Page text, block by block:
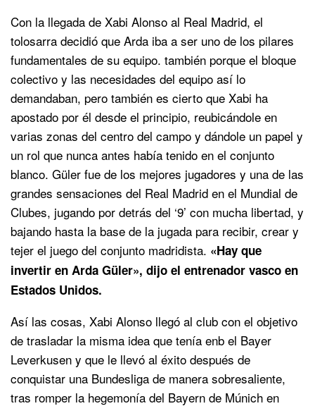
Con la llegada de Xabi Alonso al Real Madrid, el
tolosarra decidió que Arda iba a ser uno de los pilares
fundamentales de su equipo. también porque el bloque
colectivo y las necesidades del equipo así lo
demandaban, pero también es cierto que Xabi ha
apostado por él desde el principio, reubicándole en
varias zonas del centro del campo y dándole un papel y
un rol que nunca antes había tenido en el conjunto
blanco. Güler fue de los mejores jugadores y una de las
grandes sensaciones del Real Madrid en el Mundial de
Clubes, jugando por detrás del ‘9’ con mucha libertad, y
bajando hasta la base de la jugada para recibir, crear y
tejer el juego del conjunto madridista. «Hay que
invertir en Arda Güler», dijo el entrenador vasco en
Estados Unidos.
Así las cosas, Xabi Alonso llegó al club con el objetivo
de trasladar la misma idea que tenía enb el Bayer
Leverkusen y que le llevó al éxito después de
conquistar una Bundesliga de manera sobresaliente,
tras romper la hegemonía del Bayern de Múnich en